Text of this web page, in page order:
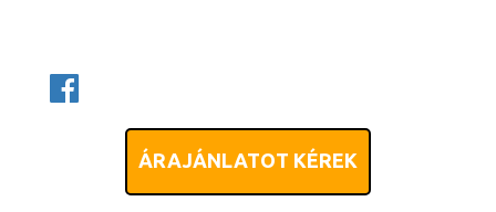
ÁRAJÁNLATOT KÉREK